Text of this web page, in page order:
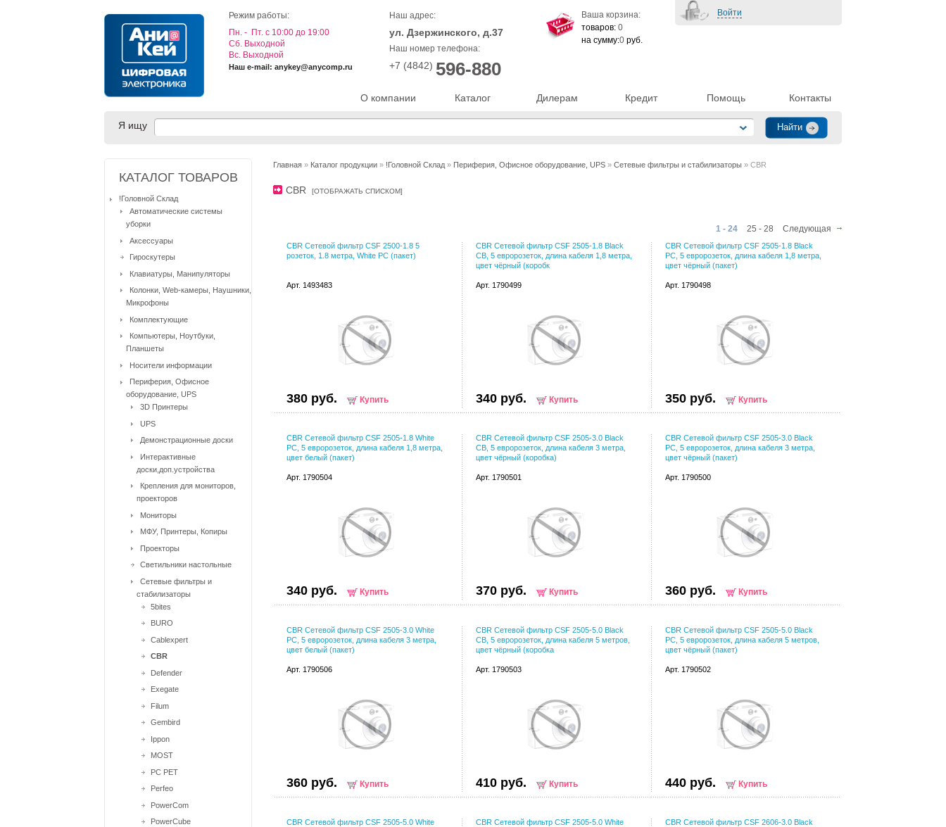
О компании Каталог Дилерам Кредит Помощь Контакты
Режим работы:
Пн. - Пт. с 10:00 до 19:00
Cб. Выходной
Вс. Выходной
Наш e-mail: anykey@anycomp.ru
Наш адрес:
ул. Дзержинского, д.37
Наш номер телефона:
+7 (4842) 596-880
Войти
Ваша корзина:
товаров: 0
на сумму:0 руб.
Я ищу
Главная » Каталог продукции » !Головной Склад » Периферия, Офисное оборудование, UPS » Сетевые фильтры и стабилизаторы » CBR
CBR [ОТОБРАЖАТЬ СПИСКОМ]
1 - 24 25 - 28 Следующая
CBR Сетевой фильтр CSF 2500-1.8 5
розеток, 1.8 метра, White PC (пакет)
Арт. 1493483
380 руб. Купить
CBR Сетевой фильтр CSF 2505-1.8 Black
CB, 5 евророзеток, длина кабеля 1,8 метра,
цвет чёрный (коробк
Арт. 1790499
340 руб. Купить
CBR Сетевой фильтр CSF 2505-1.8 Black
PC, 5 евророзеток, длина кабеля 1,8 метра,
цвет чёрный (пакет)
Арт. 1790498
350 руб. Купить
CBR Сетевой фильтр CSF 2505-1.8 White
PC, 5 евророзеток, длина кабеля 1,8 метра,
цвет белый (пакет)
Арт. 1790504
340 руб. Купить
CBR Сетевой фильтр CSF 2505-3.0 Black
CB, 5 евророзеток, длина кабеля 3 метра,
цвет чёрный (коробка)
Арт. 1790501
370 руб. Купить
CBR Сетевой фильтр CSF 2505-3.0 Black
PC, 5 евророзеток, длина кабеля 3 метра,
цвет чёрный (пакет)
Арт. 1790500
360 руб. Купить
CBR Сетевой фильтр CSF 2505-3.0 White
PC, 5 евророзеток, длина кабеля 3 метра,
цвет белый (пакет)
Арт. 1790506
360 руб. Купить
CBR Сетевой фильтр CSF 2505-5.0 Black
CB, 5 евророзеток, длина кабеля 5 метров,
цвет чёрный (коробка
Арт. 1790503
410 руб. Купить
CBR Сетевой фильтр CSF 2505-5.0 Black
PC, 5 евророзеток, длина кабеля 5 метров,
цвет чёрный (пакет)
Арт. 1790502
440 руб. Купить
CBR Сетевой фильтр CSF 2505-5.0 White
CBR Сетевой фильтр CSF 2505-5.0 White
CBR Сетевой фильтр CSF 2606-3.0 Black
КАТАЛОГ ТОВАРОВ
!Головной Склад
Автоматические системы
уборки
Аксессуары
Гироскутеры
Клавиатуры, Манипуляторы
Колонки, Web-камеры, Наушники,
Микрофоны
Комплектующие
Компьютеры, Ноутбуки,
Планшеты
Носители информации
Периферия, Офисное
оборудование, UPS
3D Принтеры
UPS
Демонстрационные доски
Интерактивные
доски,доп.устройства
Крепления для мониторов,
проекторов
Мониторы
МФУ, Принтеры, Копиры
Проекторы
Светильники настольные
Сетевые фильтры и
стабилизаторы
5bites
BURO
Cablexpert
CBR
Defender
Exegate
Filum
Gembird
Ippon
MOST
PC PET
Perfeo
PowerCom
PowerCube